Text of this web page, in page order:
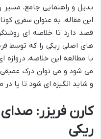
بدیل و راهنمایی جامع، مسیر
این مقاله، به عنوان سفری
قصد دارد تا خلاصه ای
های اصلی ریکی را که توسط
با مطالعه این خلاصه،
می شود و می توان درک
و شاید انگیزه ای شود تا پا
کارن فریزر:
ریکی